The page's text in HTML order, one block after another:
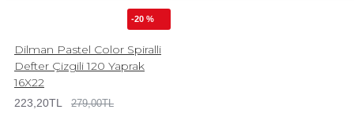
-20 %
Dilman Pastel Color Spiralli
Defter Çizgili 120 Yaprak
16X22
223,20TL 279,00TL